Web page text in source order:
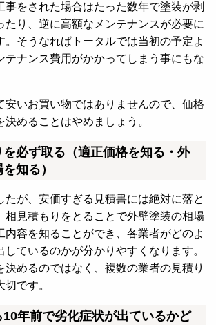
事をされた場合はたった数年で塗装が剥
たり、逆に高額なメンテナンスが必要に
。そうなればトータルでは当初の予定よ
テナンス費用がかかってしまう事にもな
安いお買い物ではありませんので、価格
めることはやめましょう。
必ず取る（適正価格を知る・外
知る）
たが、安価すぎる見積書には絶対に落と
相見積もりをとることで外壁塗装の相場
内容を知ることができ、各業者がどのよ
しているのかが分かりやすくなります。
決めるのではなく、複数の業者の見積り
です。
年前で劣化症状が出ているかど